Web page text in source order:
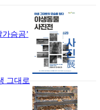
슴곰’
그대로